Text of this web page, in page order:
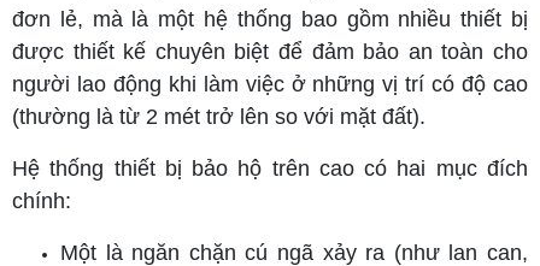
đơn lẻ, mà là một hệ thống bao gồm nhiều thiết bị
được thiết kế chuyên biệt để đảm bảo an toàn cho
người lao động khi làm việc ở những vị trí cóđộ cao
(thường là từ 2 mét trở lên so với mặt đất).
Hệ thống thiết bị bảo hộ trên cao có hai mục đích
chính:
Một là ngăn chặn cú ngã xảy ra (như lan can,